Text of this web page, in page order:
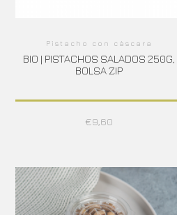
Pistacho con cáscara
BIO | PISTACHOS SALADOS 250G,
BOLSA ZIP
€9,60